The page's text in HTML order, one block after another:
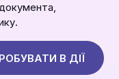
В ДІЇ